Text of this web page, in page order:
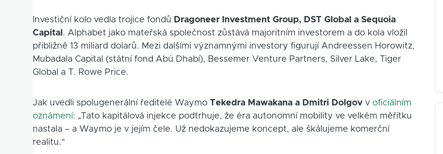
Investiční kolo vedla trojice fondů Dragoneer Investment Group, DST Global a Sequoia
Capital . Alphabet jako mateřská společnost zůstává majoritním investorem a do kola vložil
přibližně 13 miliard dolarů. Mezi dalšími významnými investory figurují Andreessen Horowitz,
Mubadala Capital (státní fond Abú Dhabí), Bessemer Venture Partners, Silver Lake, Tiger
Global a T. Rowe Price.
Jak uvedli spolugenerální ředitelé WaymoTekedra Mawakana a Dmitri Dolgov v oficiálním
oznámení: „Tato kapitálová injekce podtrhuje, že éra autonomní mobility ve velkém měřítku
nastala – a Waymo je v jejím čele. Už nedokazujeme koncept, ale škálujeme komerční
realitu."